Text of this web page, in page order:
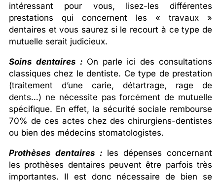
intéressant pour vous, lisez-les différentes
prestations qui concernent les « travaux »
dentaires et vous saurez si le recourt à ce type de
mutuelle serait judicieux.
Soins dentaires : On parle ici des consultations
classiques chez le dentiste. Ce type de prestation
(traitement d’une carie, détartrage, rage de
dents…) ne nécessite pas forcément de mutuelle
spécifique. En effet, la sécurité sociale rembourse
70% de ces actes chez des chirurgiens-dentistes
ou bien des médecins stomatologistes.
Prothèses dentaires : les dépenses concernant
les prothèses dentaires peuvent être parfois très
importantes. Il est donc nécessaire de bien se